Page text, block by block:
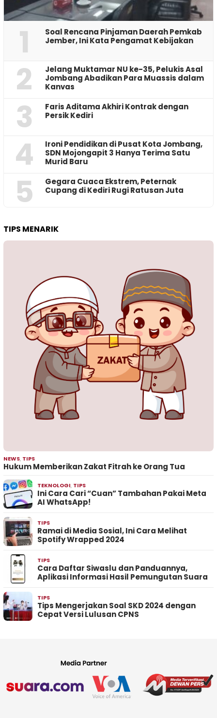
1
‎Soal Rencana Pinjaman Daerah Pemkab
Jember, Ini Kata Pengamat Kebijakan ‎
2
Jelang Muktamar NU ke-35, Pelukis Asal
Jombang Abadikan Para Muassis dalam
Kanvas
3
Faris Aditama Akhiri Kontrak dengan
Persik Kediri
4
Ironi Pendidikan di Pusat Kota Jombang,
SDN Mojongapit 3 Hanya Terima Satu
Murid Baru
5
‎Gegara Cuaca Ekstrem, Peternak
Cupang di Kediri Rugi Ratusan Juta
TIPS MENARIK
NEWS, TIPS
Hukum Memberikan Zakat Fitrah ke Orang Tua
TEKNOLOGI, TIPS
Ini Cara Cari “Cuan” Tambahan Pakai Meta
AI WhatsApp!
TIPS
Ramai di Media Sosial, Ini Cara Melihat
Spotify Wrapped 2024
TIPS
Cara Daftar Siwaslu dan Panduannya,
Aplikasi Informasi Hasil Pemungutan Suara
TIPS
Tips Mengerjakan Soal SKD 2024 dengan
Cepat Versi Lulusan CPNS